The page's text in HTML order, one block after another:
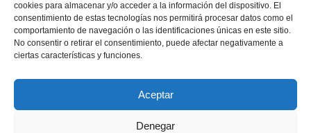
cookies para almacenar y/o acceder a la información del dispositivo. El
consentimiento de estas tecnologías nos permitirá procesar datos como el
comportamiento de navegación o las identificaciones únicas en este sitio.
No consentir o retirar el consentimiento, puede afectar negativamente a
ciertas características y funciones.
Aceptar
Denegar
En caso de que usted tenga cualquier duda acerca de este
Aviso Legal o quiera realizar cualquier comentario sobre el
Sitio Web, puede enviar un mensaje de correo electrónico a
Copyright ©2023 Amas Munduate San Sebastián, Donostia.